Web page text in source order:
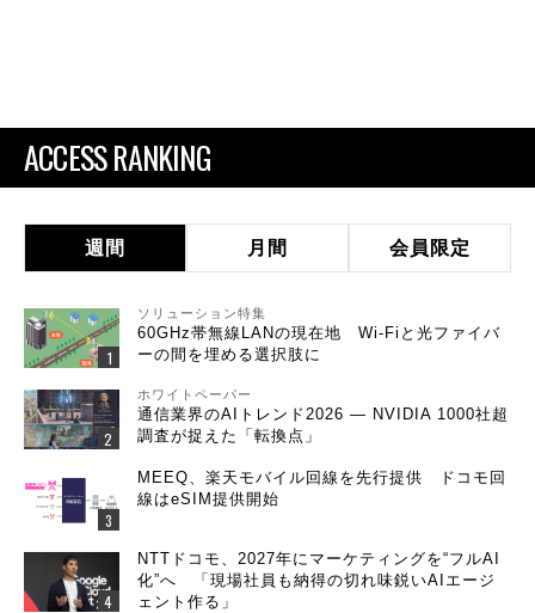
ACCESS RANKING
週間 月間 会員限定
ソリューション特集
60GHz帯無線LANの現在地 Wi-Fiと光ファイバ
ーの間を埋める選択肢に
ホワイトペーパー
通信業界のAIトレンド2026 ― NVIDIA 1000社超
調査が捉えた「転換点」
MEEQ、楽天モバイル回線を先行提供 ドコモ回
線はeSIM提供開始
NTTドコモ、2027年にマーケティングを“フルAI
化”へ 「現場社員も納得の切れ味鋭いAIエージ
ェント作る」